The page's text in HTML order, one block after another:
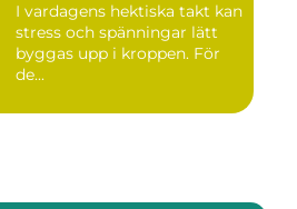
I vardagens hektiska takt kan
stress och spänningar lätt
byggas upp i kroppen. För
de...